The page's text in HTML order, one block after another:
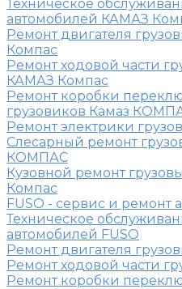
Техническое
автомобилей КАМАЗ
Ремонт двигателя
Компас
Ремонт ходовой части
КАМАЗ Компас
Ремонт коробки
грузовиков Камаз
Ремонт электрики
Слесарный ремонт
КОМПАС
Кузовной ремонт
Компас
FUSO - сервис и ремонт
Техническое
автомобилей FUSO
Ремонт двигателя
Ремонт ходовой части
Ремонт коробки